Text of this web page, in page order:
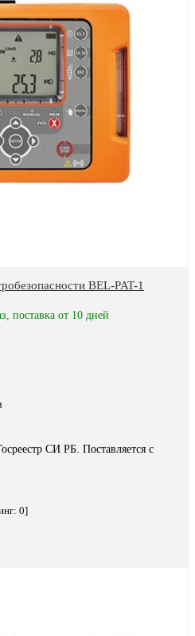
BEL-PAT-1
поставка от 10 дней
СИ РБ. Поставляется с
0]